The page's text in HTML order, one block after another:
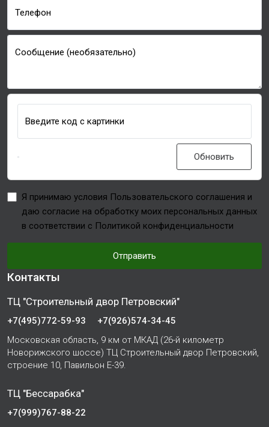
Телефон
Сообщение (необязательно)
Введите код с картинки
Обновить
Я принимаю условия Пользовательского соглашения и
даю согласие на обработку моих персональных данных
в соответствии с Политикой конфиденциальности
Отправить
Контакты
ТЦ "Строительный двор Петровский"
+7(495)772-59-93
+7(926)574-34-45
Московская область, 9 км от МКАД (26-й километр
Новорижского шоссе) ТЦ Строительный двор Петровский,
строение 10, Павильон Е-39.
ТЦ "Бессарабка"
+7(999)767-88-22